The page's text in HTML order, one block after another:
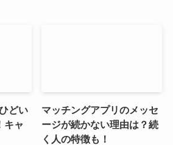
どい
キャ
マッチングアプリのメッセ
ージが続かない理由は？続
く人の特徴も！